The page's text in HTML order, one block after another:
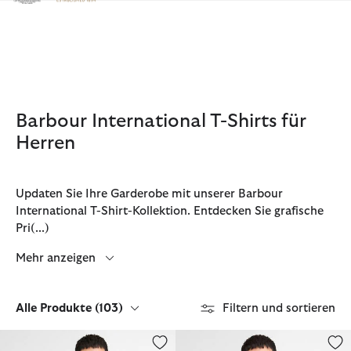
Klicken Sie hier, um unsere Barrierefreiheitserklärung
Barbour International T-Shirts für
Herren
Updaten Sie Ihre Garderobe mit unserer Barbour
International T-Shirt-Kollektion. Entdecken Sie grafische
Pri(...)
Mehr anzeigen
Alle Produkte (103) Filtern und sortieren
T-Shirt McQueen Chain T-Shirt Staithes Graphic